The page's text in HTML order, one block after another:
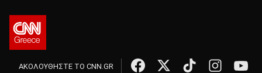
ΑΚΟΛΟΥΘΗΣΤΕ ΤΟ CNN.GR